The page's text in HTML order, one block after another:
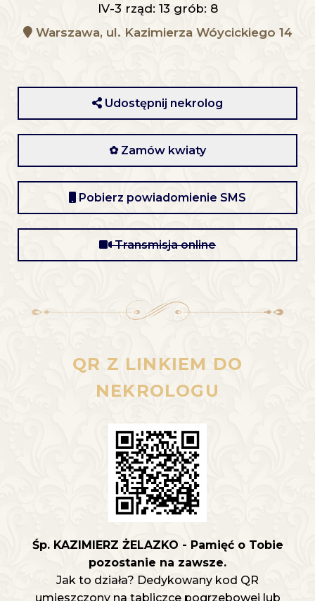
IV-3 rząd: 13 grób: 8
Warszawa, ul. Kazimierza Wóycickiego 14
Udostępnij nekrolog
✿ Zamów kwiaty
Pobierz powiadomienie SMS
Transmisja online
QR Z LINKIEM DO
NEKROLOGU
Śp. KAZIMIERZ ŻELAZKO - Pamięć o Tobie
pozostanie na zawsze.
Jak to działa? Dedykowany kod QR
umieszczony na tabliczce pogrzebowej lub